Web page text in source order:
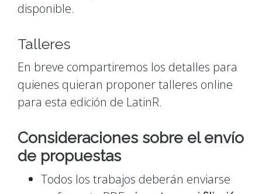
disponible.
Talleres
En breve compartiremos los detalles para
quienes quieran proponer talleres online
para esta edición de LatinR.
Consideraciones sobre el envío
de propuestas
Todos los trabajos deberán enviarse